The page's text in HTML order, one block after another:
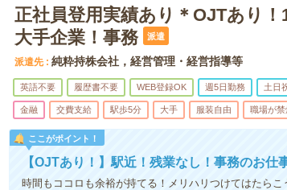
正社員登用実績あり＊OJTあり！
大手企業！事務
派遣
派遣先 純粋持株会社，経営管理・経営指導等
英語不要 履歴書不要 WEB登録OK 週5日勤務 土日
金融 交費支給 駅歩5分 大手 服装自由 職場が禁
ここがポイント！
【OJTあり！】駅近！残業なし！事務のお仕
時間もココロも余裕が持てる！メリハリつけてはたら